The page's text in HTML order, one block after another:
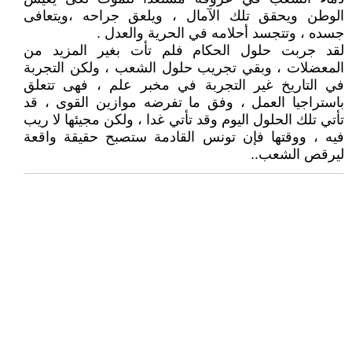
الوطن ويحقق تلك الآمال ، ويلعق جراحه ،ويتعافى
جسده ، وتتجسد أحلامه في الحرية والعدل .
لقد جربت حلول الحكام فلم تأت بغير المزيد من
المعضلات ، وبقي تجريب حلول الشعب ، ولكن التجربة
في التاريخ غير التجربة في مخبر علم ، فهى تتعلق
باستراجيا العمل ، وفق ما تفرضه موازين القوى ، قد
تأتي تلك الحلول اليوم وقد تأتي غدا ، ولكن مجيئها لا ريب
فيه ، ووقتها فإن تونس القادمة ستصبح حقيقة واقعة
ليرقص الشعب..